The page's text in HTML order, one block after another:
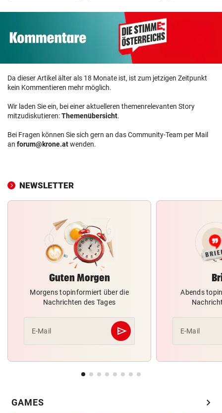
Da dieser Artikel älter als 18 Monate ist, ist zum jetzigen Zeitpunkt
kein Kommentieren mehr möglich.
Wir laden Sie ein, bei einer aktuelleren themenrelevanten Story
mitzudiskutieren:Themenübersicht.
Bei Fragen können Sie sich gern an das Community-Team per Mail
an forum@krone.atwenden.
NEWSLETTER
Guten Morgen
Morgens topinformiert über die
Nachrichten des Tages
E-Mail send
Abschicken
Abends
E-Mail
GAMES chevron_right